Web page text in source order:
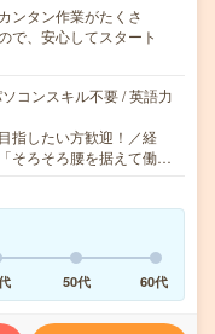
ンタン作業がたくさ
で、安心してスタート
コンスキル不要 / 英語力
指したい方歓迎！／経
そろそろ腰を据えて働…
50代 60代